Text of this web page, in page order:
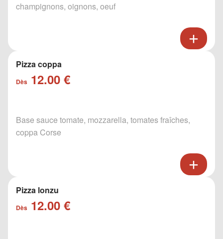
champignons, oignons, oeuf
Pizza coppa
Dès 12.00 €
Base sauce tomate, mozzarella, tomates fraîches,
coppa Corse
Pizza lonzu
Dès 12.00 €